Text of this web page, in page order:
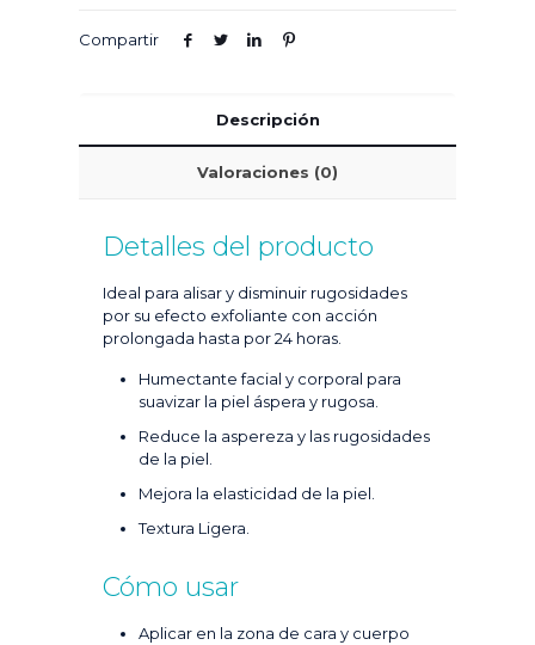
Compartir
Descripción
Valoraciones (0)
Detalles del producto
Ideal para alisar y disminuir rugosidades
por su efecto exfoliante con acción
prolongada hasta por 24 horas.
Humectante facial y corporal para
suavizar la piel áspera y rugosa.
Reduce la aspereza y las rugosidades
de la piel.
Mejora la elasticidad de la piel.
Textura Ligera.
Cómo usar
Aplicar en la zona de cara y cuerpo